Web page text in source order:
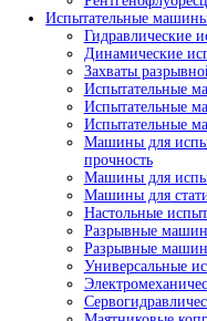
KARL
LANScientific
Leica
Nexcope
NIKON
OLYMPUS
PARKER
PHOENIX
PRESI
SciAps
SIUI
SKYRAY